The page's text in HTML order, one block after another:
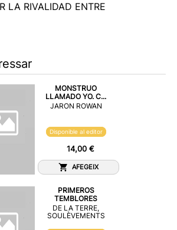
LA RIVALIDAD ENTRE
MONSTRUO
LLAMADO YO. C...
JARON ROWAN
Disponible al editor
14,00 €
AFEGEIX
PRIMEROS
TEMBLORES
DE LA TERRE,
SOULÈVEMENTS